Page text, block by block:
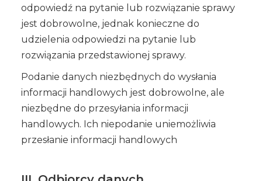
odpowiedź na pytanie lub rozwiązanie sprawy
jest dobrowolne, jednak konieczne do
udzielenia odpowiedzi na pytanie lub
rozwiązania przedstawionej sprawy.
Podanie danych niezbędnych do wysłania
informacji handlowych jest dobrowolne, ale
niezbędne do przesyłania informacji
handlowych. Ich niepodanie uniemożliwia
przesłanie informacji handlowych